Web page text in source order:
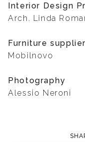
Interior Design
Arch. Linda
Furniture supplier
Mobilnovo
Photography
Alessio Neroni